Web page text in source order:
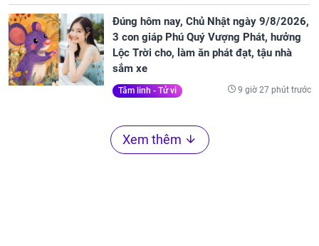
Đúng hôm nay, Chủ Nhật ngày 9/8/2026,
3 con giáp Phú Quý Vượng Phát, hưởng
Lộc Trời cho, làm ăn phát đạt, tậu nhà
sắm xe
Tâm linh - Tử vi 9 giờ 27 phút trước
Xem thêm